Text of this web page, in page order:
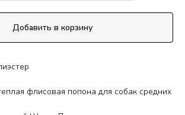
Добавить в корзину
флисовая попона для собак средних